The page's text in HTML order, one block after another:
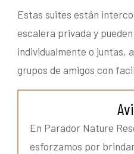
Estas suites están
escalera privada y
individualmente o juntas,
grupos de amigos con
En Parador Nature
esforzamos por